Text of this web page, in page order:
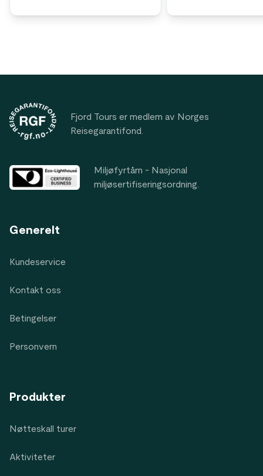
Fjord Tours er medlem av Norges
Reisegarantifond.
Miljøfyrtårn - Nasjonal
miljøsertifiseringsordning.
Generelt
Kundeservice
Kontakt oss
Betingelser
Personvern
Produkter
Nøtteskall turer
Aktiviteter